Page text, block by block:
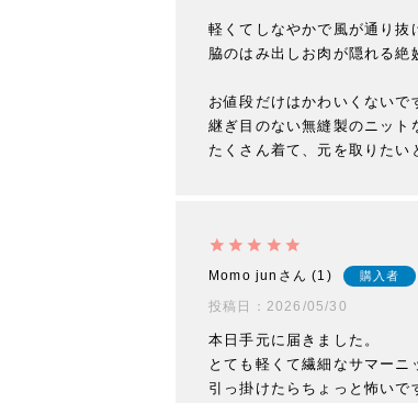
軽くてしなやかで風が通り抜
脇のはみ出しお肉が隠れる絶
お値段だけはかわいくない
継ぎ目のない無縫製のニット
たくさん着て、元を取りたい
Momo jun 1 購入者
投稿日
2026/05/30
本日手元に届きました。
とても軽くて繊細なサマーニ
引っ掛けたらちょっと怖いで